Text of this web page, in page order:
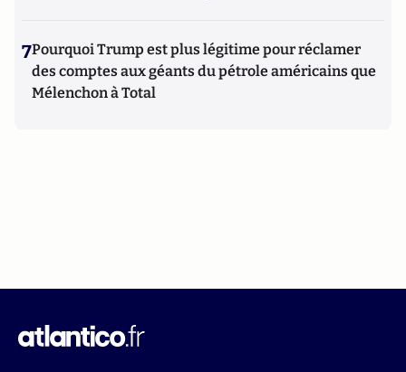
7Pourquoi Trump est plus légitime pour réclamer
des comptes aux géants du pétrole américains que
Mélenchon à Total